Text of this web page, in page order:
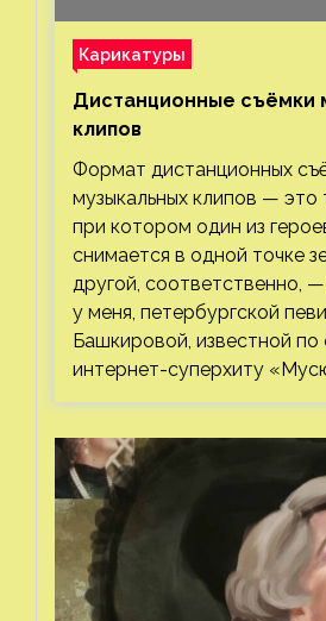
Карикатуры
Дистанционные съёмки
клипов⁠⁠
Формат дистанционных
музыкальных клипов — это
при котором один из
снимается в одной точке
другой, соответственно,
у меня, петербургской
Башкировой, известной по
интернет-суперхиту